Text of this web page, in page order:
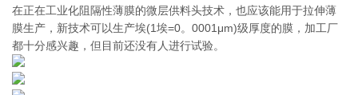
在正在工业化阻隔性薄膜的微层供料头技术，也应该能用于拉伸薄
膜生产，新技术可以生产埃(1埃=0。0001μm)级厚度的膜，加工厂
都十分感兴趣，但目前还没有人进行试验。